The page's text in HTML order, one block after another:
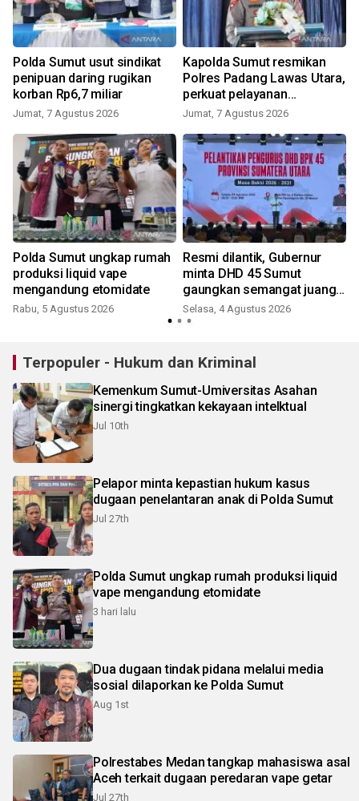
Polda Sumut usut sindikat
penipuan daring rugikan
korban Rp6,7 miliar
Jumat, 7 Agustus 2026
Kapolda Sumut resmikan
Polres Padang Lawas Utara,
perkuat pelayanan
kepolisian
Jumat, 7 Agustus 2026
Polda Sumut ungkap rumah
produksi liquid vape
mengandung etomidate
Rabu, 5 Agustus 2026
Resmi dilantik, Gubernur
minta DHD 45 Sumut
gaungkan semangat juang
pemuda
Selasa, 4 Agustus 2026
Terpopuler - Hukum dan Kriminal
Kemenkum Sumut-Umiversitas Asahan
sinergi tingkatkan kekayaan intelktual
Jul 10th
Pelapor minta kepastian hukum kasus
dugaan penelantaran anak di Polda Sumut
Jul 27th
Polda Sumut ungkap rumah produksi liquid
vape mengandung etomidate
3 hari lalu
Dua dugaan tindak pidana melalui media
sosial dilaporkan ke Polda Sumut
Aug 1st
Polrestabes Medan tangkap mahasiswa asal
Aceh terkait dugaan peredaran vape getar
Jul 27th